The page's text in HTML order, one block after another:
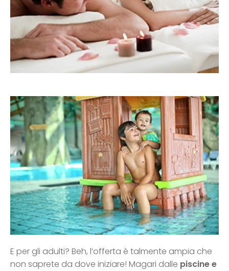
E per gli adulti? Beh, l’offerta è talmente ampia che
non saprete da dove iniziare! Magari dalle piscine e